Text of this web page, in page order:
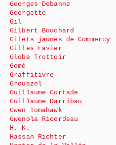
Georges Debanne
Georgette
Gil
Gilbert Bouchard
Gilets jaunes de Commercy
Gilles Favier
Globe Trottoir
Gomé
Graffitivre
Grouazel
Guillaume Cortade
Guillaume Darribau
Gwen Tomahawk
Gwenola Ricordeau
H. K.
Hassan Richter